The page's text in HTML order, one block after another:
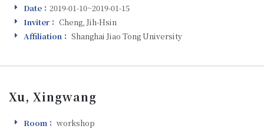
Visiting
Date： 2019-01-10~2019-01-15
Inviter
Inviter： Cheng, Jih-Hsin
Affiliation
Affiliation： Shanghai Jiao Tong University
Xu, Xingwang
Room
Room： workshop